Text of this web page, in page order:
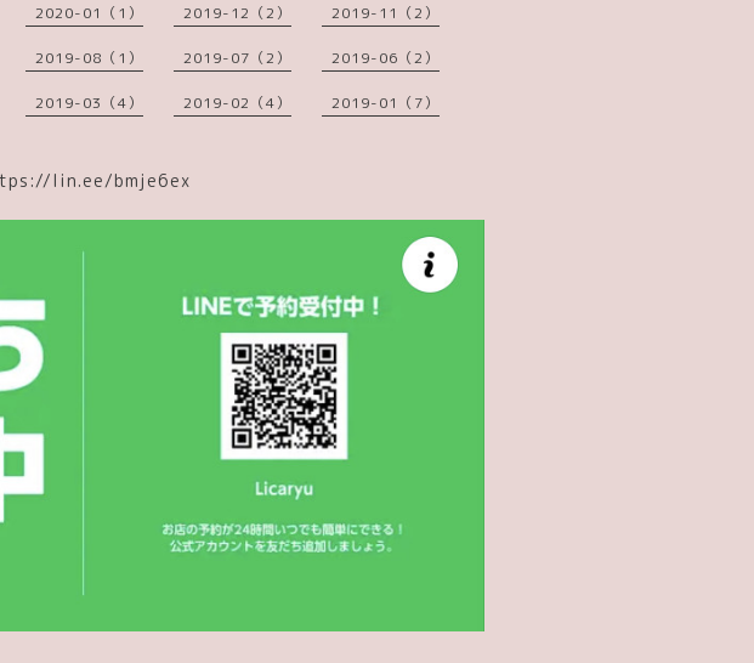
2020-01（1） 2019-12（2） 2019-11（2）
2019-08（1） 2019-07（2） 2019-06（2）
2019-03（4） 2019-02（4） 2019-01（7）
lin.ee/bmje6ex